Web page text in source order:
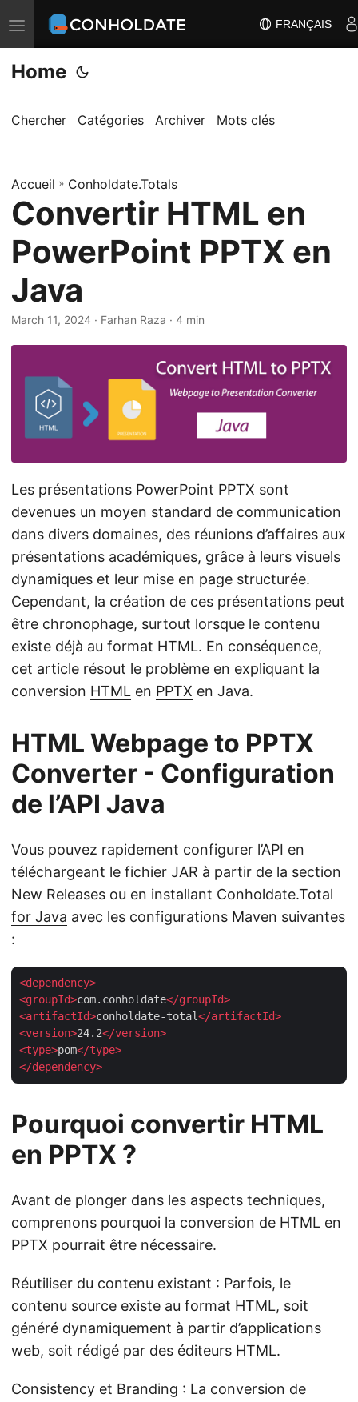
B
a
s
u
r
l
a
n
v
i
g
FRANÇAIS
Home
Chercher Catégories Archiver Mots clés
Accueil » Conholdate.Totals
Convertir HTML en
PowerPoint PPTX en
Java
March 11, 2024 ‎ · Farhan Raza · 4 min
Les présentations PowerPoint PPTX sont
devenues un moyen standard de communication
dans divers domaines, des réunions d’affaires aux
présentations académiques, grâce à leurs visuels
dynamiques et leur mise en page structurée.
Cependant, la création de ces présentations peut
être chronophage, surtout lorsque le contenu
existe déjà au format HTML. En conséquence,
cet article résout le problème en expliquant la
conversion HTML en PPTX en Java.
HTML Webpage to PPTX
Converter - Configuration
de l’API Java
Vous pouvez rapidement configurer l’API en
téléchargeant le fichier JAR à partir de la section
New Releases ou en installant Conholdate.Total
for Java avec les configurations Maven suivantes
:
<dependency>
<groupId>com.conholdate</groupId>
<artifactId>conholdate-total</artifactId>
<version>24.2</version>
<type>pom</type>
</dependency>
Pourquoi convertir HTML
en PPTX ?
Avant de plonger dans les aspects techniques,
comprenons pourquoi la conversion de HTML en
PPTX pourrait être nécessaire.
Réutiliser du contenu existant : Parfois, le
contenu source existe au format HTML, soit
généré dynamiquement à partir d’applications
web, soit rédigé par des éditeurs HTML.
Consistency et Branding : La conversion de